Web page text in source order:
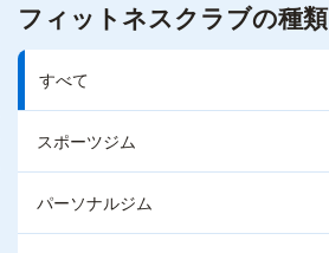
フィットネスクラブの種類
すべて
スポーツジム
パーソナルジム